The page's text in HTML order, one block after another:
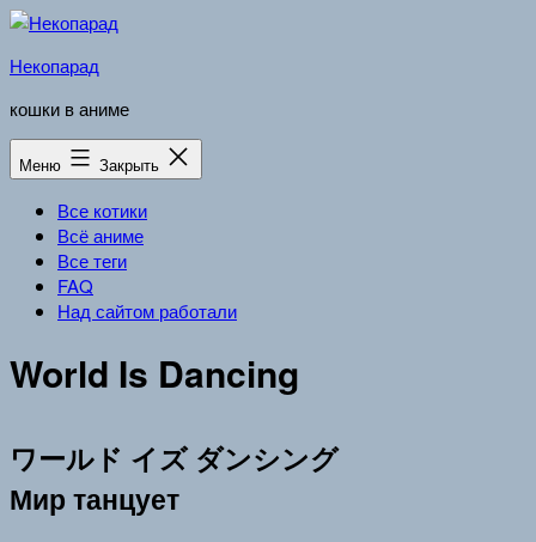
Перейти
содержимому
Некопарад
кошки в аниме
Меню Закрыть
Все котики
Всё аниме
Все теги
FAQ
Над сайтом работали
World Is Dancing
ワールド イズ ダンシング
Мир танцует